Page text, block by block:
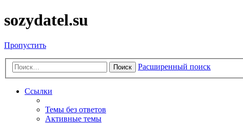
sozydatel.su
Пропустить
Поиск Расширенный поиск
Ссылки
Темы без ответов
Активные темы